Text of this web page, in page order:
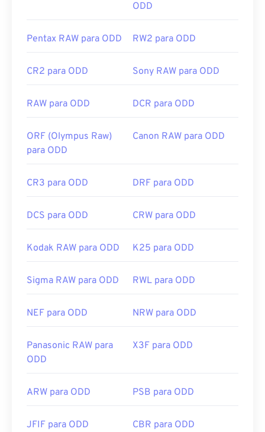
ODD
Pentax RAW para ODD RW2 para ODD
CR2 para ODD Sony RAW para ODD
RAW para ODD DCR para ODD
ORF (Olympus Raw)
para ODD
Canon RAW para ODD
CR3 para ODD DRF para ODD
DCS para ODD CRW para ODD
Kodak RAW para ODD K25 para ODD
Sigma RAW para ODD RWL para ODD
NEF para ODD NRW para ODD
Panasonic RAW para
ODD
X3F para ODD
ARW para ODD PSB para ODD
JFIF para ODD CBR para ODD